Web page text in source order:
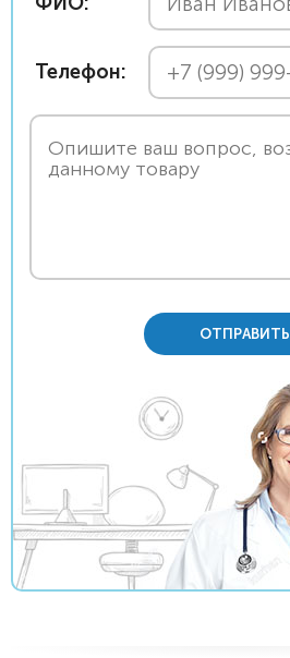
Телефон:
ОТПРАВИТЬ